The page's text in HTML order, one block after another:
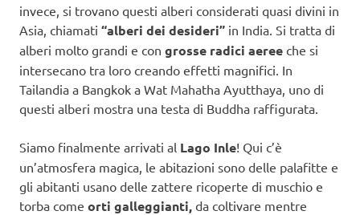
invece, si trovano questi alberi considerati quasi divini in
Asia, chiamati “alberi dei desideri” in India. Si tratta di
alberi molto grandi e con grosse radici aeree che si
intersecano tra loro creando effetti magnifici. In
Tailandia a Bangkok a Wat Mahatha Ayutthaya, uno di
questi alberi mostra una testa di Buddha raffigurata.
Siamo finalmente arrivati al Lago Inle! Qui c’è
un’atmosfera magica, le abitazioni sono delle palafitte e
gli abitanti usano delle zattere ricoperte di muschio e
torba come orti galleggianti, da coltivare mentre